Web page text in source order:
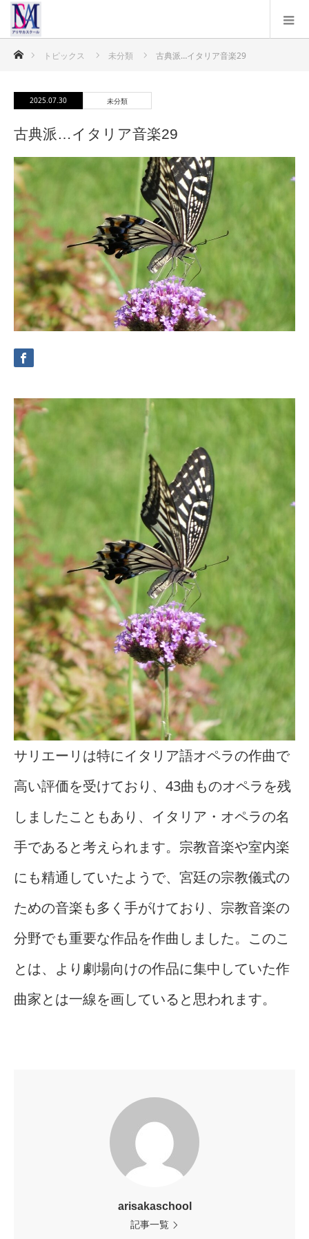
ホームトピックス 未分類 古典派…イタリア音楽29
2025.07.30 未分類
古典派…イタリア音楽29
サリエーリは特にイタリア語オペラの作曲で
高い評価を受けており、43曲ものオペラを残
しましたこともあり、イタリア・オペラの名
手であると考えられます。宗教音楽や室内楽
にも精通していたようで、宮廷の宗教儀式の
ための音楽も多く手がけており、宗教音楽の
分野でも重要な作品を作曲しました。このこ
とは、より劇場向けの作品に集中していた作
曲家とは一線を画していると思われます。
arisakaschool
記事一覧